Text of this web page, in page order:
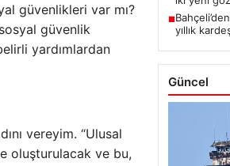
güvenlikleri var mı?
güvenlik
yardımlardan
vereyim. “Ulusal
oluşturulacak ve bu,
■
yıllık
Güncel